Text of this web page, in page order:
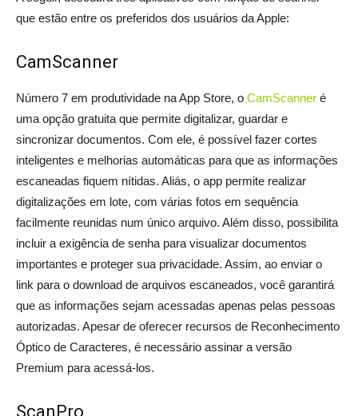
que estão entre os preferidos dos usuários da Apple:
CamScanner
Número 7 em produtividade na App Store, o CamScanner é
uma opção gratuita que permite digitalizar, guardar e
sincronizar documentos. Com ele, é possível fazer cortes
inteligentes e melhorias automáticas para que as informações
escaneadas fiquem nítidas. Aliás, o app permite realizar
digitalizações em lote, com várias fotos em sequência
facilmente reunidas num único arquivo. Além disso, possibilita
incluir a exigência de senha para visualizar documentos
importantes e proteger sua privacidade. Assim, ao enviar o
link para o download de arquivos escaneados, você garantirá
que as informações sejam acessadas apenas pelas pessoas
autorizadas. Apesar de oferecer recursos de Reconhecimento
Óptico de Caracteres, é necessário assinar a versão
Premium para acessá-los.
ScanPro